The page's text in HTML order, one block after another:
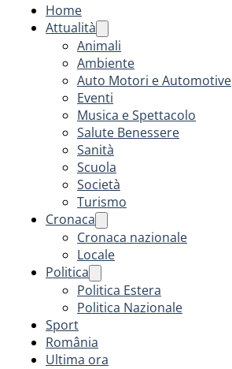
Home
Attualità
Animali
Ambiente
Auto Motori e Automotive
Eventi
Musica e Spettacolo
Salute Benessere
Sanità
Scuola
Società
Turismo
Cronaca
Cronaca nazionale
Locale
Politica
Politica Estera
Politica Nazionale
Sport
România
Ultima ora